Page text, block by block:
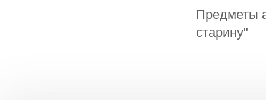
Предметы
старину"